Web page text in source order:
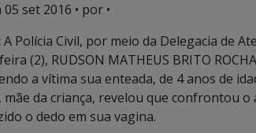
05 set 2016 • por •
A Polícia Civil, por meio da Delegacia de
(2), RUDSON MATHEUS BRITO
a vítima sua enteada, de 4 anos de
mãe da criança, revelou que confrontou
o dedo em sua vagina.